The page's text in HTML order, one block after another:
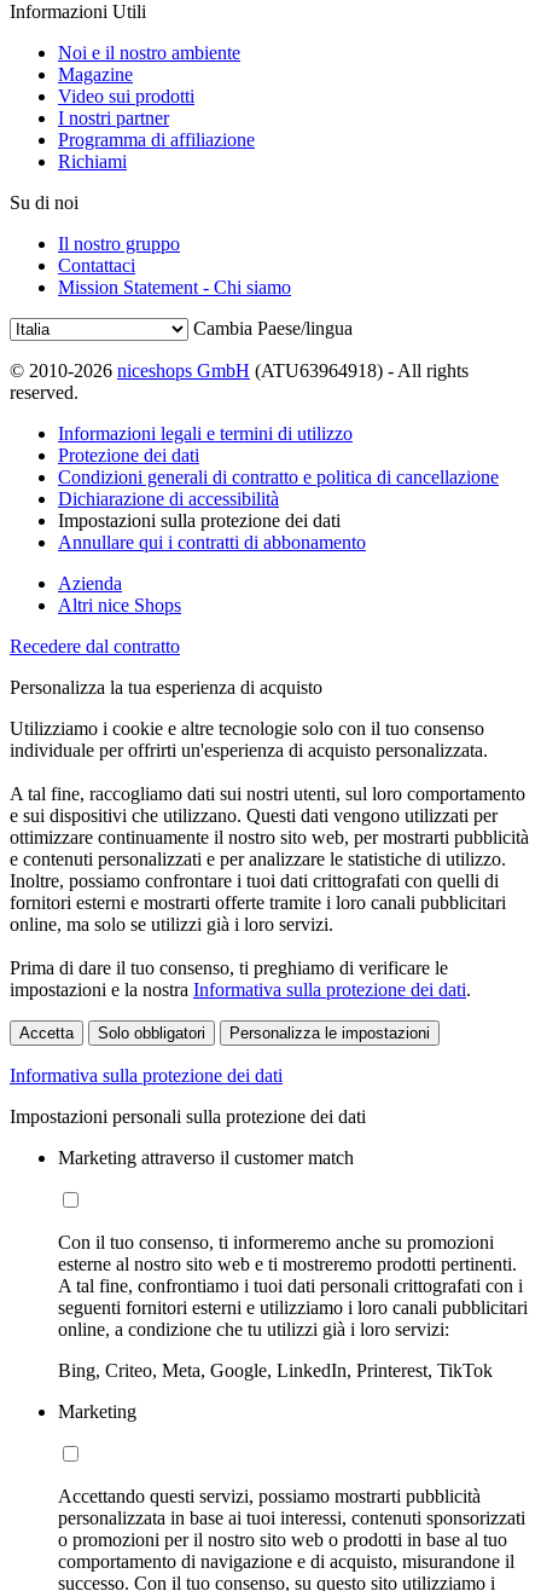
Informazioni Utili
Noi e il nostro ambiente
Magazine
Video sui prodotti
I nostri partner
Programma di affiliazione
Richiami
Su di noi
Il nostro gruppo
Contattaci
Mission Statement - Chi siamo
Cambia Paese/lingua
© 2010-2026 niceshops GmbH (ATU63964918) - All rights
reserved.
Informazioni legali e termini di utilizzo
Protezione dei dati
Condizioni generali di contratto e politica di cancellazione
Dichiarazione di accessibilità
Impostazioni sulla protezione dei dati
Annullare qui i contratti di abbonamento
Azienda
Altri nice Shops
Recedere dal contratto
Personalizza la tua esperienza di acquisto
Utilizziamo i cookie e altre tecnologie solo con il tuo consenso
individuale per offrirti un'esperienza di acquisto personalizzata.
A tal fine, raccogliamo dati sui nostri utenti, sul loro comportamento
e sui dispositivi che utilizzano. Questi dati vengono utilizzati per
ottimizzare continuamente il nostro sito web, per mostrarti pubblicità
e contenuti personalizzati e per analizzare le statistiche di utilizzo.
Inoltre, possiamo confrontare i tuoi dati crittografati con quelli di
fornitori esterni e mostrarti offerte tramite i loro canali pubblicitari
online, ma solo se utilizzi già i loro servizi.
Prima di dare il tuo consenso, ti preghiamo di verificare le
impostazioni e la nostra Informativa sulla protezione dei dati.
Accetta Solo obbligatori Personalizza le impostazioni
Informativa sulla protezione dei dati
Impostazioni personali sulla protezione dei dati
Marketing attraverso il customer match
Con il tuo consenso, ti informeremo anche su promozioni
esterne al nostro sito web e ti mostreremo prodotti pertinenti.
A tal fine, confrontiamo i tuoi dati personali crittografati con i
seguenti fornitori esterni e utilizziamo i loro canali pubblicitari
online, a condizione che tu utilizzi già i loro servizi:
Bing, Criteo, Meta, Google, LinkedIn, Printerest, TikTok
Marketing
Accettando questi servizi, possiamo mostrarti pubblicità
personalizzata in base ai tuoi interessi, contenuti sponsorizzati
o promozioni per il nostro sito web o prodotti in base al tuo
comportamento di navigazione e di acquisto, misurandone il
successo. Con il tuo consenso, su questo sito utilizziamo i